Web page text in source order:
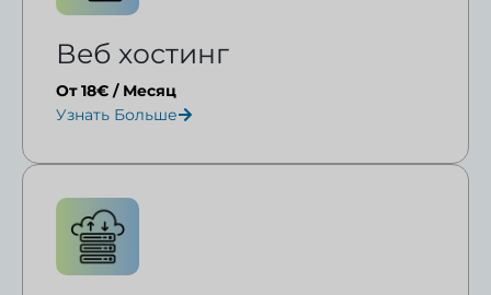
Веб хостинг
От 18€ / Месяц
Узнать Больше